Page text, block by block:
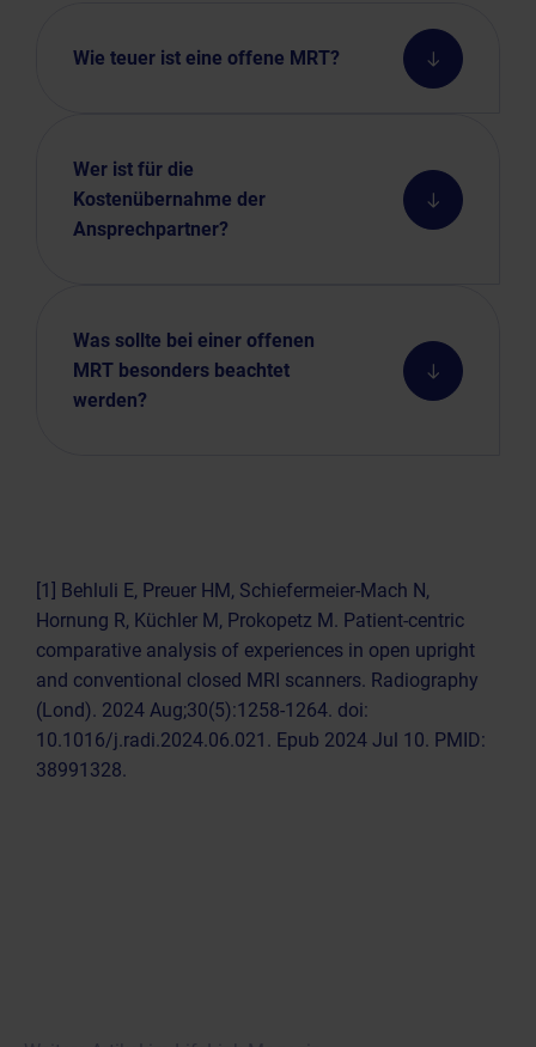
Wie teuer ist eine offene MRT?
Wer ist für die
Kostenübernahme der
Ansprechpartner?
Was sollte bei einer offenen
MRT besonders beachtet
werden?
[1] Behluli E, Preuer HM, Schiefermeier-Mach N,
Hornung R, Küchler M, Prokopetz M. Patient-centric
comparative analysis of experiences in open upright
and conventional closed MRI scanners. Radiography
(Lond). 2024 Aug;30(5):1258-1264. doi:
10.1016/j.radi.2024.06.021. Epub 2024 Jul 10. PMID:
38991328.